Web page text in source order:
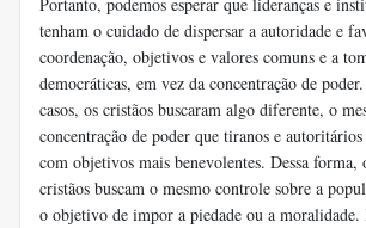
tenham o cuidado de dispersar a autoridade e
coordenação, objetivos e valores comuns e a
democráticas, em vez da concentração de
casos, os cristãos buscaram algo diferente, o
concentração de poder que tiranos e
com objetivos mais benevolentes. Dessa forma,
cristãos buscam o mesmo controle sobre a
o objetivo de impor a piedade ou a moralidade.